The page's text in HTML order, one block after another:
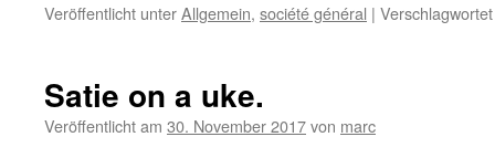
Veröffentlicht unterAllgemein, société général |
Satie on a uke.
Veröffentlicht am 30. November 2017von marc